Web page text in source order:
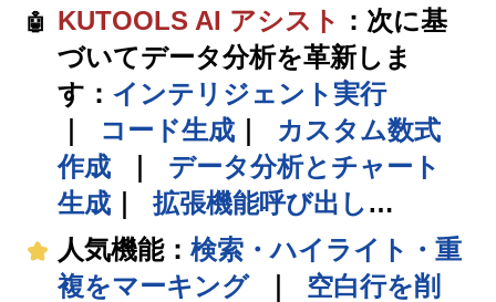
🤖 KUTOOLS AI アシスト ：次に基
づいてデータ分析を革新しま
す： インテリジェント実行
コード生成
カスタム数式
作成
データ分析とチャート
生成
拡張機能呼び出し…
人気機能： 検索・ハイライト・重
複をマーキング
空白行を削